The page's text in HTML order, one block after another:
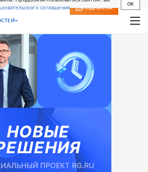
соглашения
OK
ПОДПИСКА